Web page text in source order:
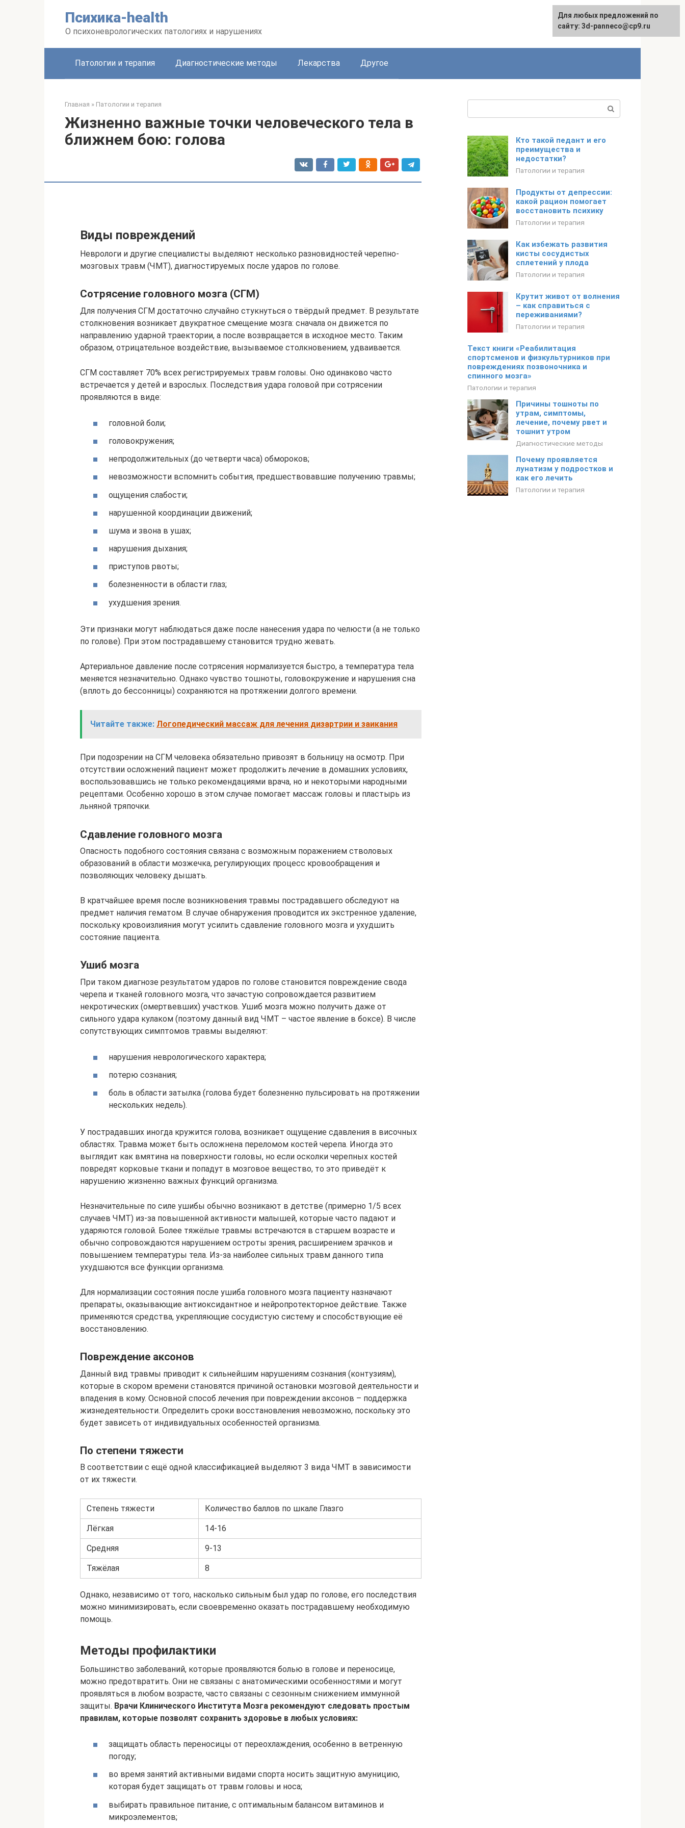
Психика-health
О психоневрологических патологиях и нарушениях
Патологии и терапия Диагностические методы Лекарства Другое
Главная » Патологии и терапия
Жизненно важные точки человеческого тела в
ближнем бою: голова
Виды повреждений
Неврологи и другие специалисты выделяют несколько разновидностей черепно-
мозговых травм (ЧМТ), диагностируемых после ударов по голове.
Сотрясение головного мозга (СГМ)
Для получения СГМ достаточно случайно стукнуться о твёрдый предмет. В результате
столкновения возникает двукратное смещение мозга: сначала он движется по
направлению ударной траектории, а после возвращается в исходное место. Таким
образом, отрицательное воздействие, вызываемое столкновением, удваивается.
СГМ составляет 70% всех регистрируемых травм головы. Оно одинаково часто
встречается у детей и взрослых. Последствия удара головой при сотрясении
проявляются в виде:
головной боли;
головокружения;
непродолжительных (до четверти часа) обмороков;
невозможности вспомнить события, предшествовавшие получению травмы;
ощущения слабости;
нарушенной координации движений;
шума и звона в ушах;
нарушения дыхания;
приступов рвоты;
болезненности в области глаз;
ухудшения зрения.
Эти признаки могут наблюдаться даже после нанесения удара по челюсти (а не только
по голове). При этом пострадавшему становится трудно жевать.
Артериальное давление после сотрясения нормализуется быстро, а температура тела
меняется незначительно. Однако чувство тошноты, головокружение и нарушения сна
(вплоть до бессонницы) сохраняются на протяжении долгого времени.
Читайте также: Логопедический массаж для лечения дизартрии и заикания
При подозрении на СГМ человека обязательно привозят в больницу на осмотр. При
отсутствии осложнений пациент может продолжить лечение в домашних условиях,
воспользовавшись не только рекомендациями врача, но и некоторыми народными
рецептами. Особенно хорошо в этом случае помогает массаж головы и пластырь из
льняной тряпочки.
Сдавление головного мозга
Опасность подобного состояния связана с возможным поражением стволовых
образований в области мозжечка, регулирующих процесс кровообращения и
позволяющих человеку дышать.
В кратчайшее время после возникновения травмы пострадавшего обследуют на
предмет наличия гематом. В случае обнаружения проводится их экстренное удаление,
поскольку кровоизлияния могут усилить сдавление головного мозга и ухудшить
состояние пациента.
Ушиб мозга
При таком диагнозе результатом ударов по голове становится повреждение свода
черепа и тканей головного мозга, что зачастую сопровождается развитием
некротических (омертвевших) участков. Ушиб мозга можно получить даже от
сильного удара кулаком (поэтому данный вид ЧМТ – частое явление в боксе). В числе
сопутствующих симптомов травмы выделяют:
нарушения неврологического характера;
потерю сознания;
боль в области затылка (голова будет болезненно пульсировать на протяжении
нескольких недель).
У пострадавших иногда кружится голова, возникает ощущение сдавления в височных
областях. Травма может быть осложнена переломом костей черепа. Иногда это
выглядит как вмятина на поверхности головы, но если осколки черепных костей
повредят корковые ткани и попадут в мозговое вещество, то это приведёт к
нарушению жизненно важных функций организма.
Незначительные по силе ушибы обычно возникают в детстве (примерно 1/5 всех
случаев ЧМТ) из-за повышенной активности малышей, которые часто падают и
ударяются головой. Более тяжёлые травмы встречаются в старшем возрасте и
обычно сопровождаются нарушением остроты зрения, расширением зрачков и
повышением температуры тела. Из-за наиболее сильных травм данного типа
ухудшаются все функции организма.
Для нормализации состояния после ушиба головного мозга пациенту назначают
препараты, оказывающие антиоксидантное и нейропротекторное действие. Также
применяются средства, укрепляющие сосудистую систему и способствующие её
восстановлению.
Повреждение аксонов
Данный вид травмы приводит к сильнейшим нарушениям сознания (контузиям),
которые в скором времени становятся причиной остановки мозговой деятельности и
впадения в кому. Основной способ лечения при повреждении аксонов – поддержка
жизнедеятельности. Определить сроки восстановления невозможно, поскольку это
будет зависеть от индивидуальных особенностей организма.
По степени тяжести
В соответствии с ещё одной классификацией выделяют 3 вида ЧМТ в зависимости
от их тяжести.
Степень тяжести Количество баллов по шкале Глазго
Лёгкая 14-16
Средняя 9-13
Тяжёлая 8
Однако, независимо от того, насколько сильным был удар по голове, его последствия
можно минимизировать, если своевременно оказать пострадавшему необходимую
помощь.
Методы профилактики
Большинство заболеваний, которые проявляются болью в голове и переносице,
можно предотвратить. Они не связаны с анатомическими особенностями и могут
проявляться в любом возрасте, часто связаны с сезонным снижением иммунной
защиты. Врачи Клинического Института Мозга рекомендуют следовать простым
правилам, которые позволят сохранить здоровье в любых условиях:
защищать область переносицы от переохлаждения, особенно в ветренную
погоду;
во время занятий активными видами спорта носить защитную амуницию,
которая будет защищать от травм головы и носа;
выбирать правильное питание, с оптимальным балансом витаминов и
микроэлементов;
Кто такой педант и его
преимущества и
недостатки?
Патологии и терапия
Продукты от депрессии:
какой рацион помогает
восстановить психику
Патологии и терапия
Как избежать развития
кисты сосудистых
сплетений у плода
Патологии и терапия
Крутит живот от волнения
– как справиться с
переживаниями?
Патологии и терапия
Текст книги «Реабилитация
спортсменов и физкультурников при
повреждениях позвоночника и
спинного мозга»
Патологии и терапия
Причины тошноты по
утрам, симптомы,
лечение, почему рвет и
тошнит утром
Диагностические методы
Почему проявляется
лунатизм у подростков и
как его лечить
Патологии и терапия
Для любых предложений по
сайту: 3d-panneco@cp9.ru